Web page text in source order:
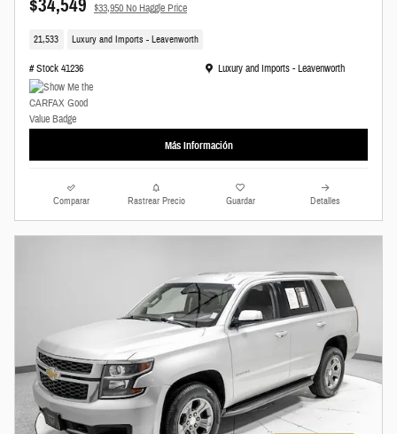
$34,549 $33,950 No Haggle Price
21,533 Luxury and Imports - Leavenworth
# Stock 41236 Ubicación: Luxury and Imports - Leavenworth
Luxury and Imports - Leavenworth
Más Información
Comparar Rastrear Precio Guardar Detalles